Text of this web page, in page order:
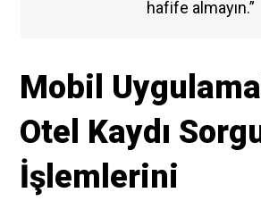
hafife almayın.”
Mobil
Otel Kaydı
İşlemlerini